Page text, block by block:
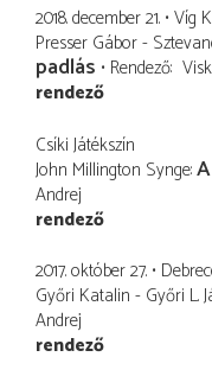
2018. december 21. Víg
Presser Gábor -
padlás Rendező
rendező
Csíki Játékszín
John Millington Synge
Andrej
rendező
2017. október 27.
Győri Katalin - Győri L.
Andrej
rendező